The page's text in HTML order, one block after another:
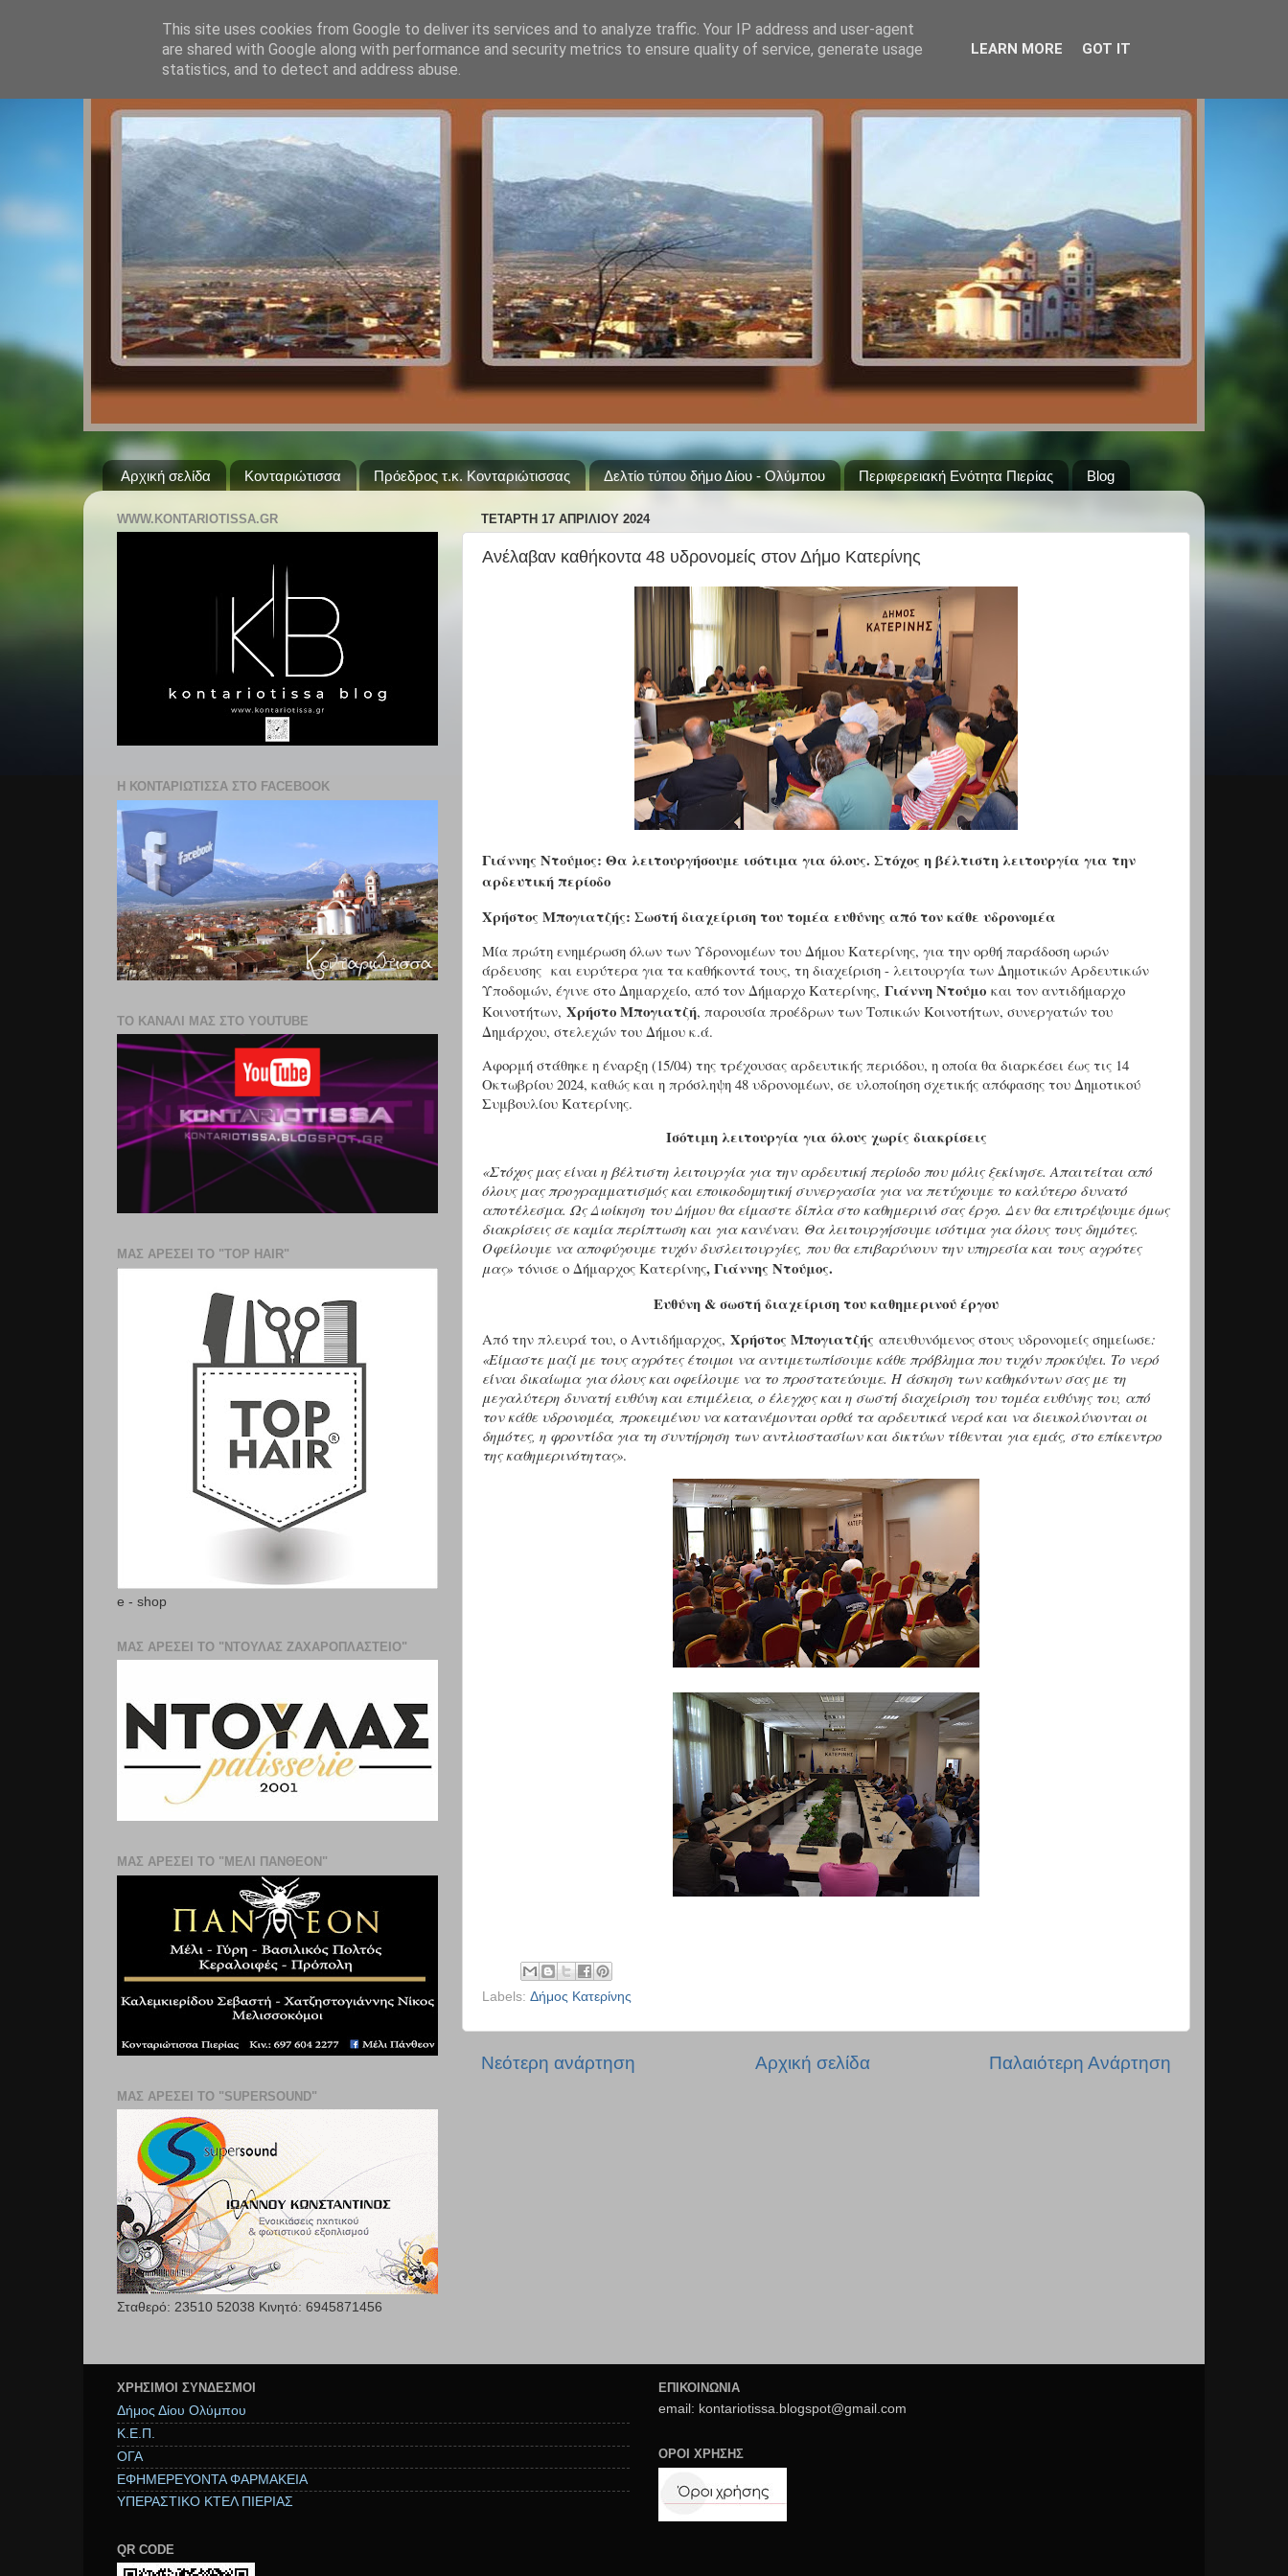
Αρχική σελίδα Κονταριώτισσα Πρόεδρος τ.κ. Κονταριώτισσας Δελτίο τύπου δήμο Δίου - Ολύμπου Περιφερειακή Ενότητα Πιερίας Blog
ΤΕΤΆΡΤΗ 17 ΑΠΡΙΛΊΟΥ 2024
Ανέλαβαν καθήκοντα 48 υδρονομείς στον Δήμο Κατερίνης
Γιάννης Ντούμος: Θα λειτουργήσουμε ισότιμα για όλους. Στόχος η βέλτιστη λειτουργία για την
αρδευτική περίοδο
Χρήστος Μπογιατζής: Σωστή διαχείριση του τομέα ευθύνης από τον κάθε υδρονομέα
Μία πρώτη ενημέρωση όλων των Υδρονομέων του Δήμου Κατερίνης, για την ορθή παράδοση ωρών
άρδευσης και ευρύτερα για τα καθήκοντά τους, τη διαχείριση - λειτουργία των Δημοτικών Αρδευτικών
Υποδομών, έγινε στο Δημαρχείο, από τον Δήμαρχο Κατερίνης, Γιάννη Ντούμο και τον αντιδήμαρχο
Κοινοτήτων, Χρήστο Μπογιατζή, παρουσία προέδρων των Τοπικών Κοινοτήτων, συνεργατών του
Δημάρχου, στελεχών του Δήμου κ.ά.
Αφορμή στάθηκε η έναρξη (15/04) της τρέχουσας αρδευτικής περιόδου, η οποία θα διαρκέσει έως τις 14
Οκτωβρίου 2024, καθώς και η πρόσληψη 48 υδρονομέων, σε υλοποίηση σχετικής απόφασης του Δημοτικού
Συμβουλίου Κατερίνης.
Ισότιμη λειτουργία για όλους χωρίς διακρίσεις
«Στόχος μας είναι η βέλτιστη λειτουργία για την αρδευτική περίοδο που μόλις ξεκίνησε. Απαιτείται από
όλους μας προγραμματισμός και εποικοδομητική συνεργασία για να πετύχουμε το καλύτερο δυνατό
αποτέλεσμα. Ως Διοίκηση του Δήμου θα είμαστε δίπλα στο καθημερινό σας έργο. Δεν θα επιτρέψουμε όμως
διακρίσεις σε καμία περίπτωση και για κανέναν. Θα λειτουργήσουμε ισότιμα για όλους τους δημότες.
Οφείλουμε να αποφύγουμε τυχόν δυσλειτουργίες, που θα επιβαρύνουν την υπηρεσία και τους αγρότες
μας» τόνισε ο Δήμαρχος Κατερίνης, Γιάννης Ντούμος.
Ευθύνη & σωστή διαχείριση του καθημερινού έργου
Από την πλευρά του, ο Αντιδήμαρχος, Χρήστος Μπογιατζής απευθυνόμενος στους υδρονομείς σημείωσε:
«Είμαστε μαζί με τους αγρότες έτοιμοι να αντιμετωπίσουμε κάθε πρόβλημα που τυχόν προκύψει. Το νερό
είναι δικαίωμα για όλους και οφείλουμε να το προστατεύουμε. Η άσκηση των καθηκόντων σας με τη
μεγαλύτερη δυνατή ευθύνη και επιμέλεια, ο έλεγχος και η σωστή διαχείριση του τομέα ευθύνης του, από
τον κάθε υδρονομέα, προκειμένου να κατανέμονται ορθά τα αρδευτικά νερά και να διευκολύνονται οι
δημότες, η φροντίδα για τη συντήρηση των αντλιοστασίων και δικτύων τίθενται για εμάς, στο επίκεντρο
της καθημερινότητας».
Labels: Δήμος Κατερίνης
Νεότερη ανάρτηση Παλαιότερη Ανάρτηση
Αρχική σελίδα
WWW.KONTARIOTISSA.GR
Η ΚΟΝΤΑΡΙΩΤΙΣΣΑ ΣΤΟ FACEBOOK
ΤΟ ΚΑΝΑΛΙ ΜΑΣ ΣΤΟ YOUTUBE
ΜΑΣ ΑΡΕΣΕΙ ΤΟ "TOP HAIR"
e - shop
ΜΑΣ ΑΡΕΣΕΙ ΤΟ "ΝΤΟΥΛΑΣ ΖΑΧΑΡΟΠΛΑΣΤΕΊΟ"
ΜΑΣ ΑΡΕΣΕΙ ΤΟ "ΜΕΛΙ ΠΑΝΘΕΟΝ"
ΜΑΣ ΑΡΕΣΕΙ ΤΟ "SUPERSOUND"
Σταθερό: 23510 52038 Κινητό: 6945871456
ΧΡΉΣΙΜΟΙ ΣΥΝΔΕΣΜΟΙ
Δήμος Δίου Ολύμπου
Κ.Ε.Π.
ΟΓΑ
ΕΦΗΜΕΡΕΥΟΝΤΑ ΦΑΡΜΑΚΕΙΑ
ΥΠΕΡΑΣΤΙΚΟ ΚΤΕΛ ΠΙΕΡΙΑΣ
QR CODE
ΕΠΙΚΟΙΝΩΝΙΑ
email: kontariotissa.blogspot@gmail.com
ΟΡΟΙ ΧΡΗΣΗΣ
This site uses cookies from Google to deliver its services and to analyze traffic. Your IP address and user-agent
are shared with Google along with performance and security metrics to ensure quality of service, generate usage
statistics, and to detect and address abuse.
LEARN MORE GOT IT